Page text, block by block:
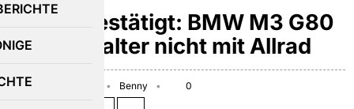
Flasch bestätigt: BMW M3 G80
Handschalter nicht mit Allrad
November 25, 2019 Benny
0